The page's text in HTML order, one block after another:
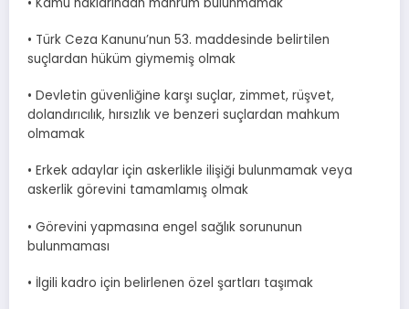
• Türk Ceza Kanunu’nun 53. maddesinde belirtilen
suçlardan hüküm giymemiş olmak
• Devletin güvenliğine karşı suçlar, zimmet, rüşvet,
dolandırıcılık, hırsızlık ve benzeri suçlardan mahkum
olmamak
• Erkek adaylar için askerlikle ilişiği bulunmamak veya
askerlik görevini tamamlamış olmak
• Görevini yapmasına engel sağlık sorununun
bulunmaması
• İlgili kadro için belirlenen özel şartları taşımak